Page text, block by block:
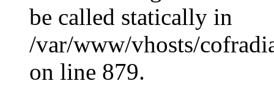
be called statically in
/var/www/vhosts/
on line 879.